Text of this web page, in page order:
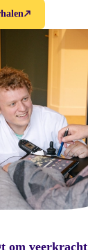
om veerkracht